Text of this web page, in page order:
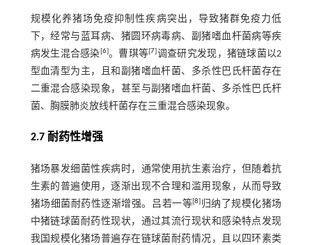
规模化养猪场免疫抑制性疾病突出，导致猪群免疫力低
下，经常与蓝耳病、猪圆环病毒病、副猪嗜血杆菌病等疾
病发生混合感染[6]。曹琪等[7]调查研究发现，猪链球菌以2
型血清型为主，且和副猪嗜血杆菌、多杀性巴氏杆菌存在
二重混合感染现象，甚至与副猪嗜血杆菌、多杀性巴氏杆
菌、胸膜肺炎放线杆菌存在三重混合感染现象。
2.7 耐药性增强
猪场暴发细菌性疾病时，通常使用抗生素治疗，但随着抗
生素的普遍使用，逐渐出现不合理和滥用现象，从而导致
猪场细菌耐药性逐渐增强。吕若一等[8] 归纳了规模化猪场
中猪链球菌耐药性现状，通过其流行现状和感染特点发现
我国规模化猪场普遍存在链球菌耐药情况，且以四环素类